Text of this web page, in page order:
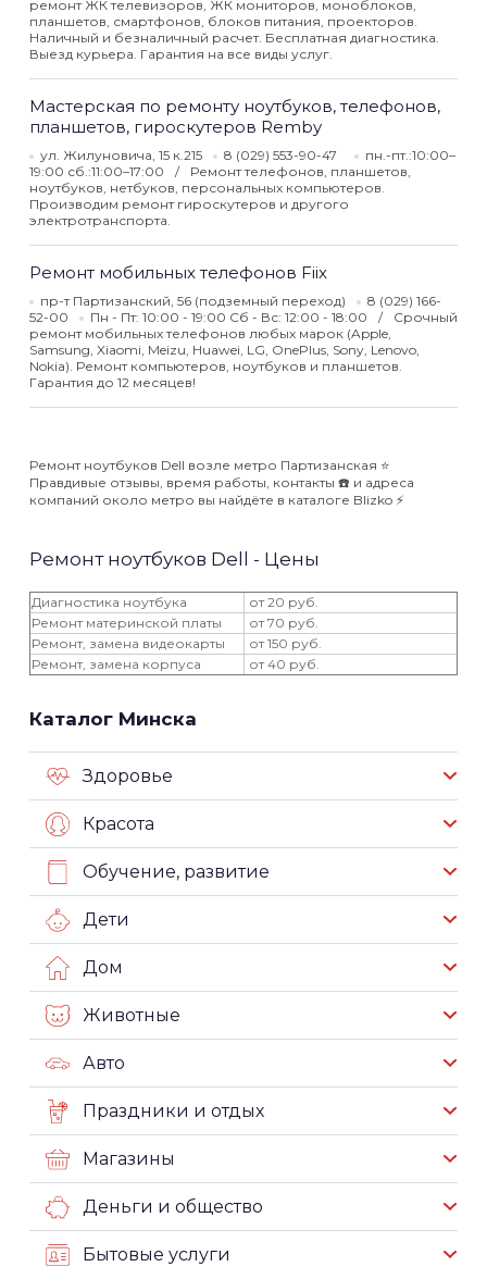
ремонт ЖК телевизоров, ЖК мониторов, моноблоков,
планшетов, смартфонов, блоков питания, проекторов.
Наличный и безналичный расчет. Бесплатная диагностика.
Выезд курьера. Гарантия на все виды услуг.
Мастерская по ремонту ноутбуков, телефонов,
планшетов, гироскутеров Remby
ул. Жилуновича, 15 к.215 8 (029) 553-90-47
пн.-пт.:10:00–
19:00 сб.:11:00–17:00
Ремонт телефонов, планшетов,
ноутбуков, нетбуков, персональных компьютеров.
Производим ремонт гироскутеров и другого
электротранспорта.
Ремонт мобильных телефонов Fiix
пр-т Партизанский, 56 (подземный переход)
8 (029) 166-
52-00
Пн - Пт: 10:00 - 19:00 Сб - Вс: 12:00 - 18:00
Срочный
ремонт мобильных телефонов любых марок (Apple,
Samsung, Xiaomi, Meizu, Huawei, LG, OnePlus, Sony, Lenovo,
Nokia). Ремонт компьютеров, ноутбуков и планшетов.
Гарантия до 12 месяцев!
Ремонт ноутбуков Dell возле метро Партизанская ⭐️
Правдивые отзывы, время работы, контакты ☎️ и адреса
компаний около метро вы найдёте в каталоге Blizko ⚡️
Ремонт ноутбуков Dell - Цены
Диагностика ноутбука
от 20 руб.
Ремонт материнской платы
от 70 руб.
Ремонт, замена видеокарты
от 150 руб.
Ремонт, замена корпуса
от 40 руб.
Каталог Минска
Здоровье
Красота
Обучение, развитие
Дети
Дом
Животные
Авто
Праздники и отдых
Магазины
Деньги и общество
Бытовые услуги